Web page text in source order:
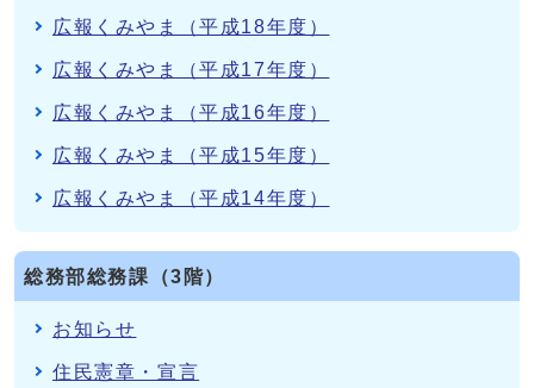
広報くみやま（平成18年度）
広報くみやま（平成17年度）
広報くみやま（平成16年度）
広報くみやま（平成15年度）
広報くみやま（平成14年度）
総務部総務課（3階）
お知らせ
住民憲章・宣言